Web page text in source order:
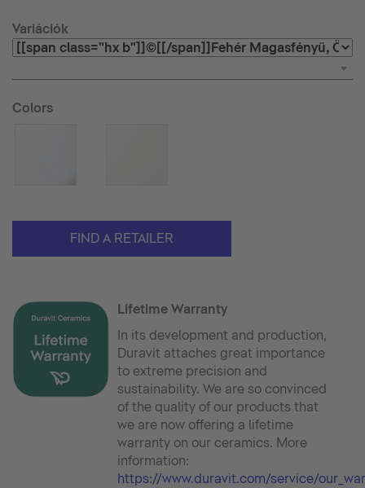
Variációk
Colors
FIND A RETAILER
Lifetime Warranty
In its development and production,
Duravit attaches great importance
to extreme precision and
sustainability. We are so convinced
of the quality of our products that
we are now offering a lifetime
warranty on our ceramics. More
information:
https://www.duravit.com/service/